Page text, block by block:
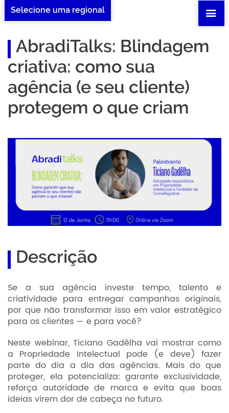
Selecione uma regional
AbradiTalks: Blindagem
criativa: como sua
agência (e seu cliente)
protegem o que criam
Descrição
Se a sua agência investe tempo, talento e
criatividade para entregar campanhas originais,
por que não transformar isso em valor estratégico
para os clientes — e para você?
Neste webinar, Ticiano Gadêlha vai mostrar como
a Propriedade Intelectual pode (e deve) fazer
parte do dia a dia das agências. Mais do que
proteger, ela potencializa: garante exclusividade,
reforça autoridade de marca e evita que boas
ideias virem dor de cabeça no futuro.